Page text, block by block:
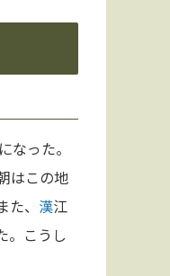
なった。
はこの地
、 漢江
。こうし